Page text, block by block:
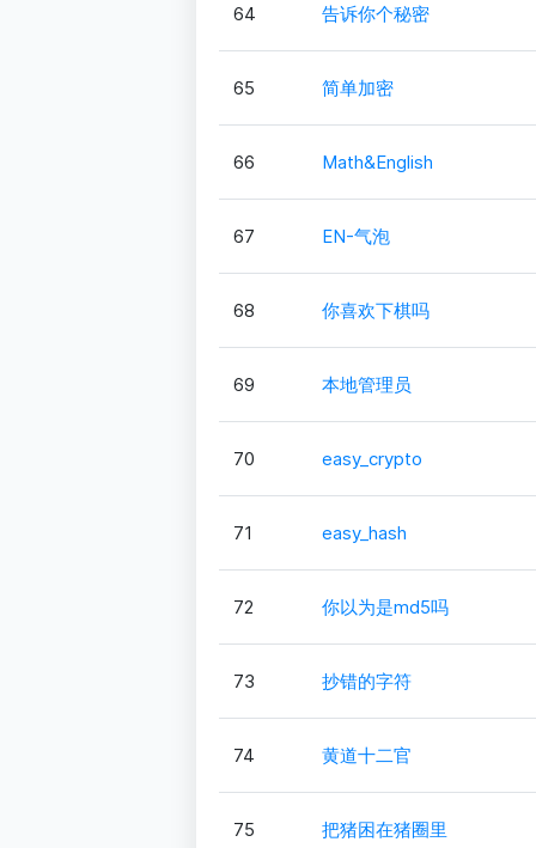
64 告诉你个秘密
65 简单加密
66 Math&English
67 EN-气泡
68 你喜欢下棋吗
69 本地管理员
70 easy_crypto
71 easy_hash
72 你以为是md5吗
73 抄错的字符
74 黄道十二官
75 把猪困在猪圈里